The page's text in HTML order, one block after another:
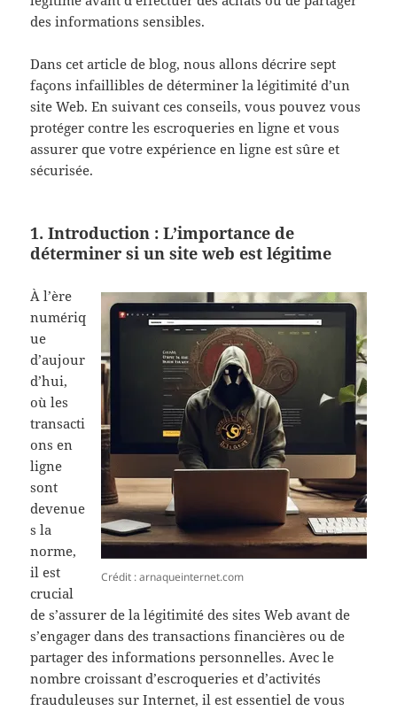
des informations sensibles.
Dans cet article de blog, nous allons décrire sept
façons infaillibles de déterminer la légitimité d’un
site Web. En suivant ces conseils, vous pouvez vous
protéger contre les escroqueries en ligne et vous
assurer que votre expérience en ligne est sûre et
sécurisée.
1. Introduction : L’importance de
déterminer siun site web est légitime
Crédit : arnaqueinternet.com
À l’ère
numériq
ue
d’aujour
d’hui,
où les
transacti
ons en
ligne
sont
devenue
s la
norme,
il est
crucial
de s’assurer de la légitimité des sites Web avant de
s’engager dans des transactions financières ou de
partager des informations personnelles. Avec le
nombre croissant d’escroqueries et d’activités
frauduleuses sur Internet, il est essentiel de vous